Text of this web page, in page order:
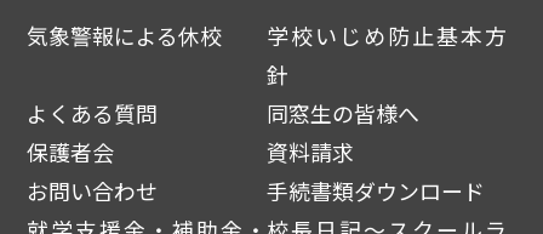
気象警報による休校
学校いじめ防止基本方
針
よくある質問
同窓生の皆様へ
保護者会
資料請求
お問い合わせ
手続書類ダウンロード